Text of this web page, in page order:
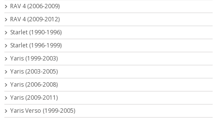
RAV 4 (2006-2009)
RAV 4 (2009-2012)
Starlet (1990-1996)
Starlet (1996-1999)
Yaris (1999-2003)
Yaris (2003-2005)
Yaris (2006-2008)
Yaris (2009-2011)
Yaris Verso (1999-2005)